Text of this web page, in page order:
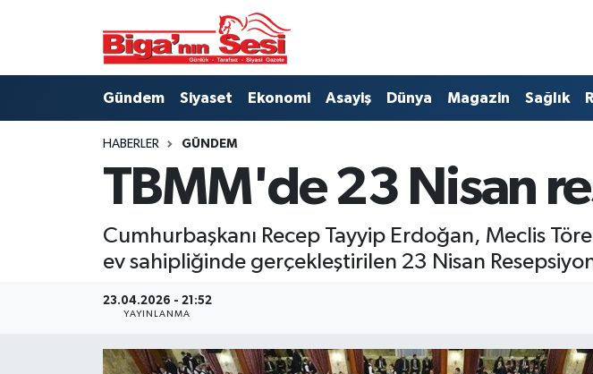
Gündem Siyaset Ekonomi Asayiş Dünya Magazin Sağlık
HABERLER GÜNDEM
TBMM'de 23 Nisan
Cumhurbaşkanı Recep Tayyip Erdoğan, Meclis
ev sahipliğinde gerçekleştirilen 23 Nisan
23.04.2026 - 21:52
YAYINLANMA
Çanakkale Hava Durumu
Tüm Manşetler
Son Dakika Haberleri
Haber Arşivi